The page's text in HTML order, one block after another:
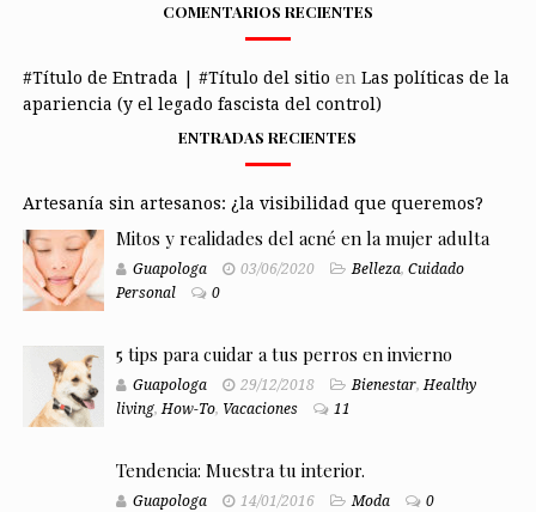
COMENTARIOS RECIENTES
#Título de Entrada | #Título del sitio en Las políticas de la
apariencia (y el legado fascista del control)
ENTRADAS RECIENTES
Artesanía sin artesanos: ¿la visibilidad que queremos?
Mitos y realidades del acné en la mujer adulta
Guapologa 03/06/2020 Belleza, Cuidado
Personal
0
5 tips para cuidar a tus perros en invierno
Guapologa 29/12/2018 Bienestar,Healthy
living,How-To, Vacaciones 11
Tendencia: Muestra tu interior.
Guapologa 14/01/2016 Moda 0